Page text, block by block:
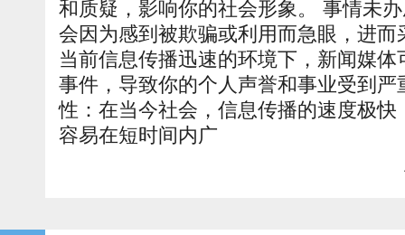
和质疑，影响你的社会形象。 事情未
会因为感到被欺骗或利用而急眼，进
当前信息传播迅速的环境下，新闻媒
事件，导致你的个人声誉和事业受到
性：在当今社会，信息传播的速度极
容易在短时间内广